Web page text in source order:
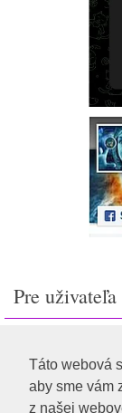
Táto webová
aby sme vám
z našej
Pre uživateľa
Feed záznamov
RSS feed
WordPress.org